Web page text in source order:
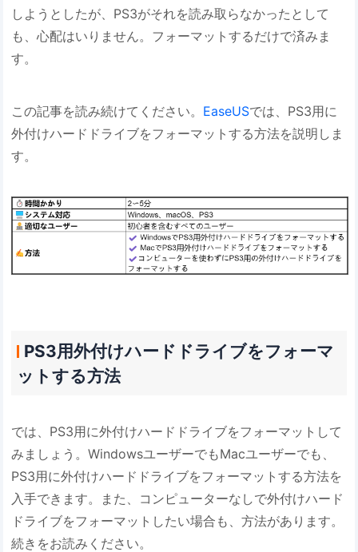
しようとしたが、PS3がそれを読み取らなかったとして
も、心配はいりません。フォーマットするだけで済みま
す。
この記事を読み続けてください。 EaseUSでは、PS3用に
外付けハードドライブをフォーマットする方法を説明しま
す。
PS3用外付けハードドライブをフォーマ
ットする方法
では、PS3用に外付けハードドライブをフォーマットして
みましょう。WindowsユーザーでもMacユーザーでも、
PS3用に外付けハードドライブをフォーマットする方法を
入手できます。また、コンピューターなしで外付けハード
ドライブをフォーマットしたい場合も、方法があります。
続きをお読みください。